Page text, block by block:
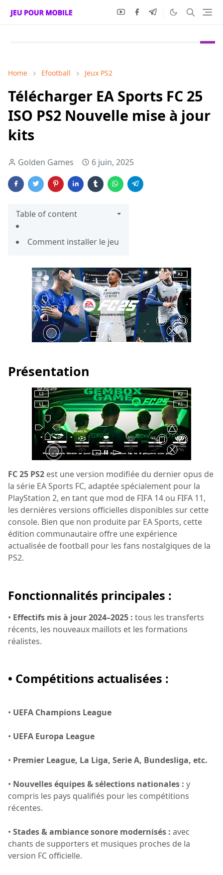
Home Efootball Jeux PS2
Télécharger EA Sports FC 25
ISO PS2 Nouvelle mise à jour
kits
Golden Games 6 juin, 2025
Table of content
Comment installer le jeu
Présentation
FC 25 PS2 est une version modifiée du dernier opus de
la série EA Sports FC, adaptée spécialement pour la
PlayStation 2, en tant que mod de FIFA 14 ou FIFA 11,
les dernières versions officielles disponibles sur cette
console. Bien que non produite par EA Sports, cette
édition communautaire offre une expérience
actualisée de football pour les fans nostalgiques de la
PS2.
Fonctionnalités principales :
• Effectifs mis à jour 2024–2025 : tous les transferts
récents, les nouveaux maillots et les formations
réalistes.
• Compétitions actualisées :
• UEFA Champions League
• UEFA Europa League
• Premier League, La Liga, Serie A, Bundesliga, etc.
• Nouvelles équipes & sélections nationales : y
compris les pays qualifiés pour les compétitions
récentes.
• Stades & ambiance sonore modernisés : avec
chants de supporters et musiques proches de la
version FC officielle.